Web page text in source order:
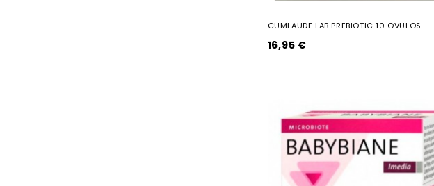
CUMLAUDE LAB PREBIOTIC 10 OVULOS
16,95 €